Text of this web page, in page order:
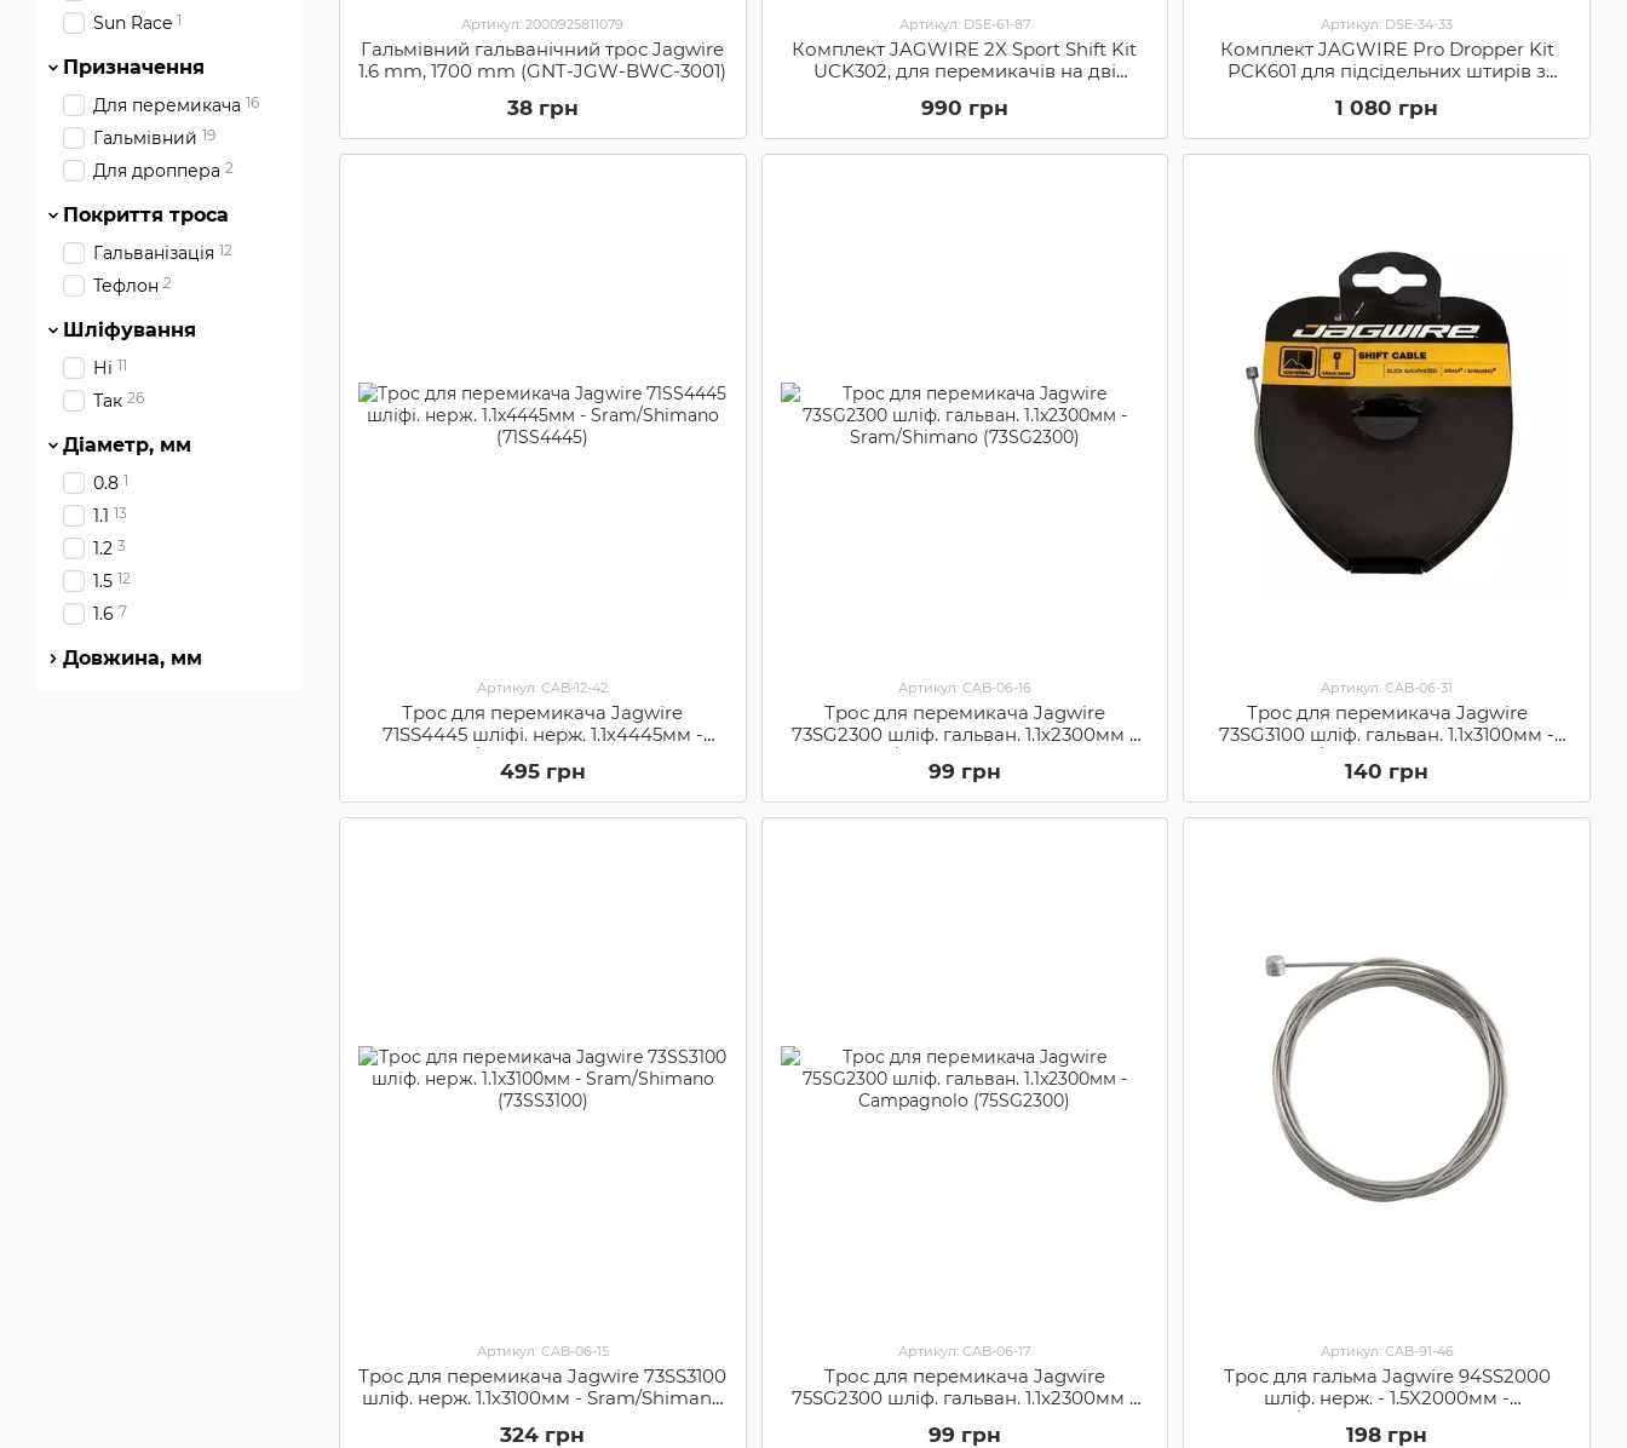
Артикул: 2000925811079
Гальмівний гальванічний трос Jagwire
1.6 mm, 1700 mm (GNT-JGW-BWC-3001)
38 грн
Артикул: DSE-61-87
Комплект JAGWIRE 2X Sport Shift Kit
UCK302, для перемикачів на дві
990 грн
Артикул: DSE-34-33
Комплект JAGWIRE Pro Dropper Kit
PCK601 для підсідельних штирів з
1 080 грн
Артикул: CAB-12-42
Трос для перемикача Jagwire
71SS4445 шліфі. нерж. 1.1х4445мм -
Sram/Shimano (71SS4445)
495 грн
Артикул: CAB-06-16
Трос для перемикача Jagwire
73SG2300 шліф. гальван. 1.1х2300мм -
Sram/Shimano (73SG2300)
99 грн
Артикул: CAB-06-31
Трос для перемикача Jagwire
73SG3100 шліф. гальван. 1.1х3100мм -
Sram/Shimano (73SG3100)
140 грн
Артикул: CAB-06-15
Трос для перемикача Jagwire 73SS3100
шліф. нерж. 1.1х3100мм - Sram/Shimano
324 грн
Артикул: CAB-06-17
Трос для перемикача Jagwire
75SG2300 шліф. гальван. 1.1х2300мм -
99 грн
Артикул: CAB-91-46
Трос для гальма Jagwire 94SS2000
шліф. нерж. - 1.5X2000мм -
SRAM/Shimano MTB (94SS2000)
198 грн
Sun Race 1
Призначення
Для перемикача 16
Гальмівний 19
Для дроппера 2
Покриття троса
Гальванізація 12
Тефлон 2
Шліфування
Ні 11
Так 26
Діаметр, мм
0.8 1
1.1 13
1.2 3
1.5 12
1.6 7
Довжина, мм